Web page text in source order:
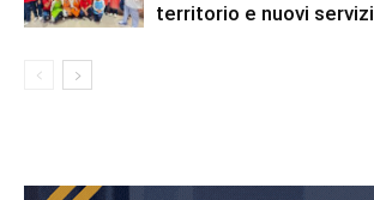
territorio e nuovi servizi